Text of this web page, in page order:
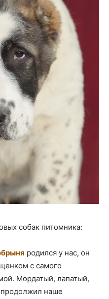
собак питомника:
родился у нас, он
с самого
Мордатый, лапатый,
наше